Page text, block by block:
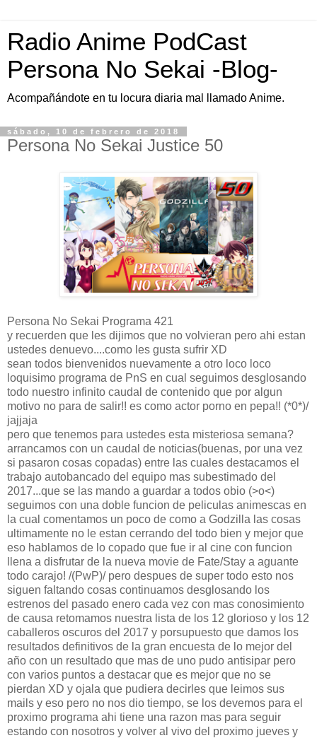
Radio Anime PodCast
Persona No Sekai -Blog-
Acompañándote en tu locura diaria mal llamado Anime.
sábado, 10 de febrero de 2018
Persona No Sekai Justice 50
Persona No Sekai Programa 421
y recuerden que les dijimos que no volvieran pero ahi estan
ustedes denuevo....como les gusta sufrir XD
sean todos bienvenidos nuevamente a otro loco loco
loquisimo programa de PnS en cual seguimos desglosando
todo nuestro infinito caudal de contenido que por algun
motivo no para de salir!! es como actor porno en pepa!! (*0*)/
jajjaja
pero que tenemos para ustedes esta misteriosa semana?
arrancamos con un caudal de noticias(buenas, por una vez
si pasaron cosas copadas) entre las cuales destacamos el
trabajo autobancado del equipo mas subestimado del
2017...que se las mando a guardar a todos obio (>o<)
seguimos con una doble funcion de peliculas animescas en
la cual comentamos un poco de como a Godzilla las cosas
ultimamente no le estan cerrando del todo bien y mejor que
eso hablamos de lo copado que fue ir al cine con funcion
llena a disfrutar de la nueva movie de Fate/Stay a aguante
todo carajo! /(PwP)/ pero despues de super todo esto nos
siguen faltando cosas continuamos desglosando los
estrenos del pasado enero cada vez con mas conosimiento
de causa retomamos nuestra lista de los 12 glorioso y los 12
caballeros oscuros del 2017 y porsupuesto que damos los
resultados definitivos de la gran encuesta de lo mejor del
año con un resultado que mas de uno pudo antisipar pero
con varios puntos a destacar que es mejor que no se
pierdan XD y ojala que pudiera decirles que leimos sus
mails y eso pero no nos dio tiempo, se los devemos para el
proximo programa ahi tiene una razon mas para seguir
estando con nosotros y volver al vivo del proximo jueves y